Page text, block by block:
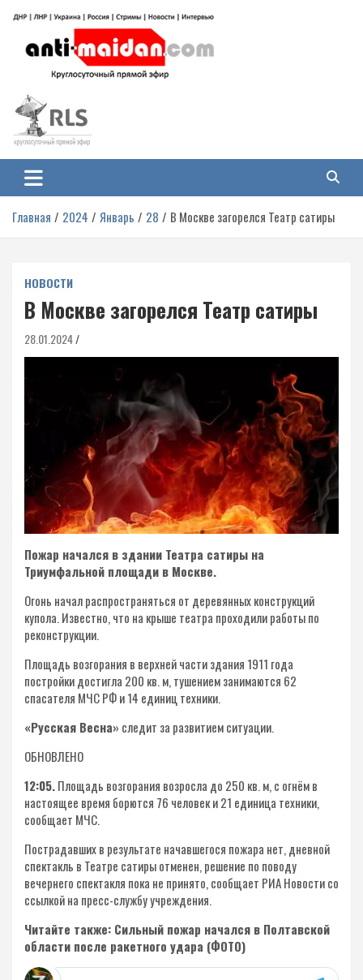
содержимому
Антимайдан: Гражданская война
на Украине
гражданской войне на Украине, включая события в Новороссии, ДНР,
ЛНР и других регионах.
Главная 2024 Январь 28 В Москве загорелся Театр сатиры
НОВОСТИ
В Москве загорелся Театр сатиры
28.01.2024
Пожар начался в здании Театра сатиры на
Триумфальной площади в Москве.
Огонь начал распространяться от деревянных конструкций
купола. Известно, что на крыше театра проходили работы по
реконструкции.
Площадь возгорания в верхней части здания 1911 года
постройки достигла 200 кв. м, тушением занимаются 62
спасателя МЧС РФ и 14 единиц техники.
«Русская Весна» следит за развитием ситуации.
ОБНОВЛЕНО
12:05.Площадь возгорания возросла до 250 кв. м, с огнём в
настоящее время борются 76 человек и 21 единица техники,
сообщает МЧС.
Пострадавших в результате начавшегося пожара нет, дневной
спектакль в Театре сатиры отменен, решение по поводу
вечернего спектакля пока не принято, сообщает РИА Новости со
ссылкой на пресс-службу учреждения.
Читайте также: Сильный пожар начался в Полтавской
области после ракетного удара (ФОТО)